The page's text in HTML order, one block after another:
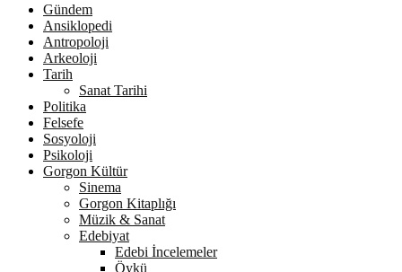
Gündem
Ansiklopedi
Antropoloji
Arkeoloji
Tarih
Sanat Tarihi
Politika
Felsefe
Sosyoloji
Psikoloji
Gorgon Kültür
Sinema
Gorgon Kitaplığı
Müzik & Sanat
Edebiyat
Edebi İncelemeler
Öykü